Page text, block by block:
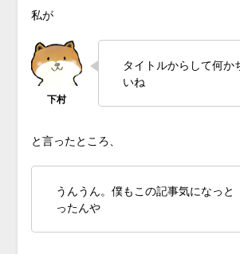
私が
タイトルからして何か
いね
と言ったところ、
うんうん。僕もこの記事気になっと
ったんや